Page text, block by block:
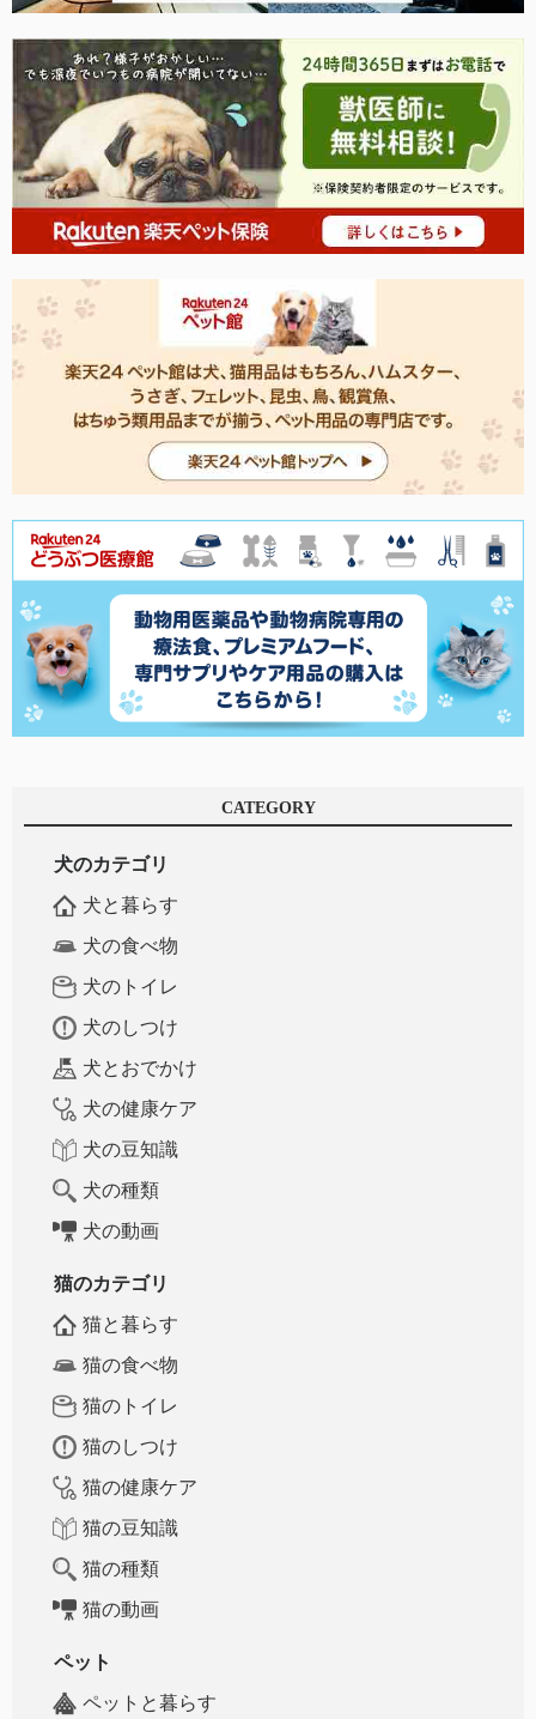
CATEGORY
犬のカテゴリ
犬と暮らす
犬の食べ物
犬のトイレ
犬のしつけ
犬とおでかけ
犬の健康ケア
犬の豆知識
犬の種類
犬の動画
猫のカテゴリ
猫と暮らす
猫の食べ物
猫のトイレ
猫のしつけ
猫の健康ケア
猫の豆知識
猫の種類
猫の動画
ペット
ペットと暮らす